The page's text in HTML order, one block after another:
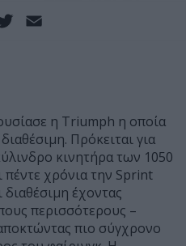
Twitter
η Triumph η οποία
Πρόκειται για
κινητήρα των 1050
πέντε χρόνια την Sprint
διαθέσιμη έχοντας
περισσότερους –
πιο σύγχρονο